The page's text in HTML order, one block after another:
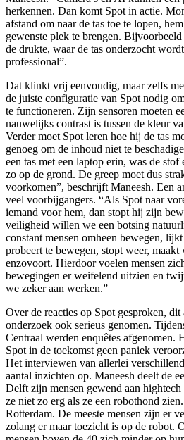
herkennen. Dan komt Spot in actie.
afstand om naar de tas toe te lopen,
gewenste plek te brengen.
de drukte, waar de tas onderzocht
professional”.
Dat klinkt vrij eenvoudig, maar zelfs
de juiste configuratie van Spot nodig
te functioneren. Zijn sensoren moeten
nauwelijks contrast is tussen de kleur
Verder moet Spot leren hoe hij de tas
genoeg om de inhoud niet te
een tas met een laptop erin, was de
zo op de grond. De greep moet dus
voorkomen”, beschrijft Maneesh. Een
veel voorbijgangers. “Als Spot naar
iemand voor hem, dan stopt hij zijn
veiligheid willen we een botsing
constant mensen omheen bewegen,
probeert te bewegen, stopt weer, maakt
enzovoort. Hierdoor voelen mensen
bewegingen er weifelend uitzien en
we zeker aan werken.”
Over de reacties op Spot gesproken,
onderzoek ook serieus genomen.
Centraal werden enquêtes afgenomen.
Spot in de toekomst geen paniek
Het interviewen van allerlei
aantal inzichten op. Maneesh deelt de
Delft zijn mensen gewend aan
ze niet zo erg als ze een robothond
Rotterdam. De meeste mensen zijn er
zolang er maar toezicht is op de robot.